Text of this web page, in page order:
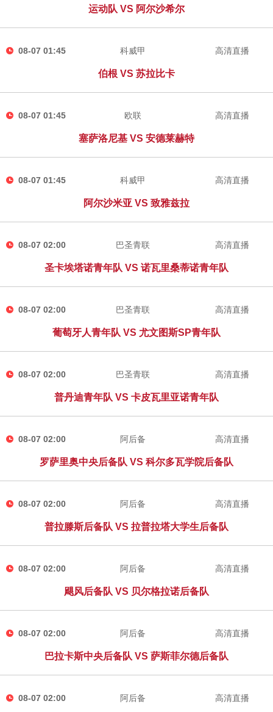
运动队 VS 阿尔沙希尔
08-07 01:45 科威甲
伯根 VS 苏拉比卡
高清直播
08-07 01:45 欧联
塞萨洛尼基 VS 安德莱赫特
高清直播
08-07 01:45 科威甲
阿尔沙米亚 VS 致雅兹拉
高清直播
08-07 02:00 巴圣青联
圣卡埃塔诺青年队 VS 诺瓦里桑蒂诺青年队
高清直播
08-07 02:00 巴圣青联
葡萄牙人青年队 VS 尤文图斯SP青年队
高清直播
08-07 02:00 巴圣青联
普丹迪青年队 VS 卡皮瓦里亚诺青年队
高清直播
08-07 02:00 阿后备
罗萨里奥中央后备队 VS 科尔多瓦学院后备队
高清直播
08-07 02:00 阿后备
普拉滕斯后备队 VS 拉普拉塔大学生后备队
高清直播
08-07 02:00 阿后备
飓风后备队 VS 贝尔格拉诺后备队
高清直播
08-07 02:00 阿后备
巴拉卡斯中央后备队 VS 萨斯菲尔德后备队
高清直播
08-07 02:00 阿后备 高清直播